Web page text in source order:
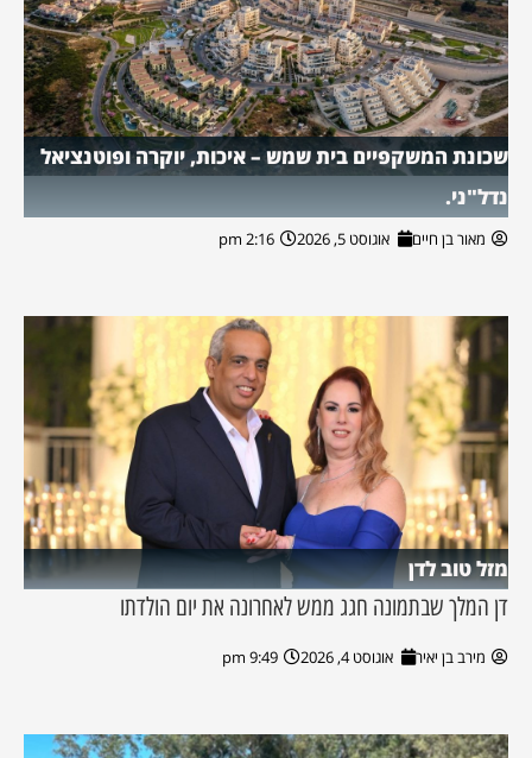
שכונת המשקפיים בית שמש – איכות, יוקרה ופוטנציאל
נדל"ני.
מאור בן חיים אוגוסט 5, 2026 2:16 pm
מזל טוב לדן
דן המלך שבתמונה חגג ממש לאחרונה את יום הולדתו
מירב בן יאיר אוגוסט 4, 2026 9:49 pm